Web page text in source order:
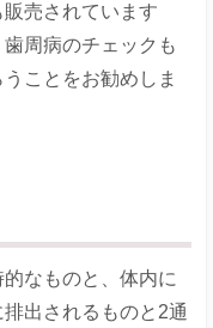
売されています
周病のチェックも
ことをお勧めしま
なものと、体内に
出されるものと2通